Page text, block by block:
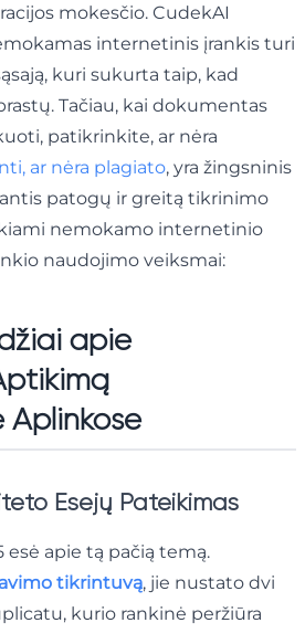
mokesčio. CudekAI
internetinis įrankis turi
kuri sukurta taip, kad
Tačiau, kai dokumentas
patikrinkite, ar nėra
ar nėra plagiato, yra žingsninis
patogų ir greitą tikrinimo
nemokamo internetinio
naudojimo veiksmai:
apie
Aplinkose
Esejų Pateikimas
esė apie tą pačią temą.
tikrintuvą, jie nustato dvi
kurio rankinė peržiūra